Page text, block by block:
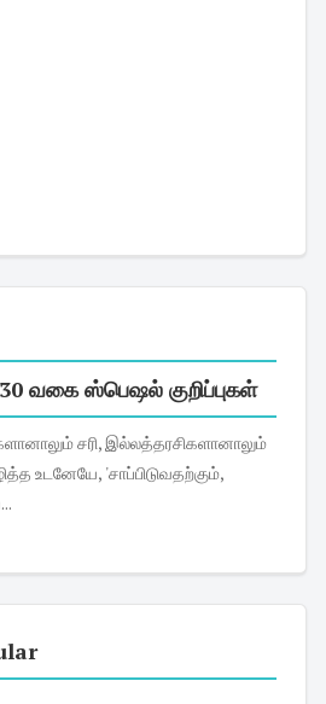
வகை ஸ்பெஷல் குறிப்புகள்
'சாப்பிடுவதற்கும்,